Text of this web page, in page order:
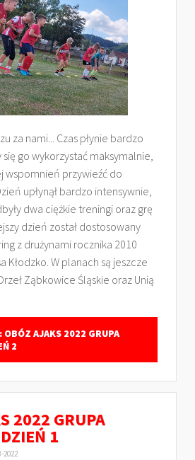
za nami... Czas płynie bardzo
go wykorzystać maksymalnie,
wspomnień przywieźć do
upłynął bardzo intensywnie,
dwa ciężkie treningi oraz grę
dzień został dostosowany
z drużynami rocznika 2010
Kłodzko. W planach są jeszcze
Ząbkowice Śląskie oraz Unią
OBÓZ AJAKS 2022 GRUPA
2
2022 GRUPA
1
2022